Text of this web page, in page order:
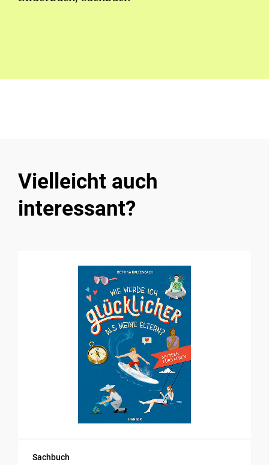
Vielleicht auch
interessant?
Sachbuch